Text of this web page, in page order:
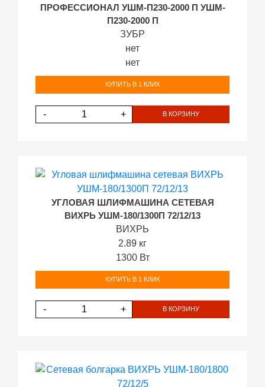
ПРОФЕССИОНАЛ УШМ-П230-2000 П УШМ-
П230-2000 П
ЗУБР
нет
нет
КУПИТЬ В 1 КЛИК
- + В КОРЗИНУ
УГЛОВАЯ ШЛИФМАШИНА СЕТЕВАЯ
ВИХРЬ УШМ-180/1300П 72/12/13
ВИХРЬ
2.89 кг
1300 Вт
КУПИТЬ В 1 КЛИК
- + В КОРЗИНУ